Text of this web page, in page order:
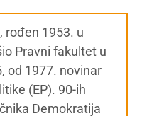
rođen 1953. u
Pravni fakultet u
od 1977. novinar
(EP). 90-ih
Demokratija